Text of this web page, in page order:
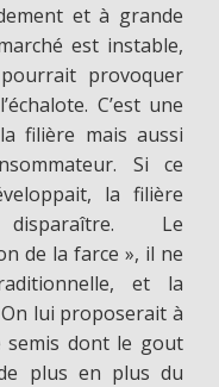
et à grande
est instable,
provoquer
C’est une
filière mais aussi
Si ce
la filière
Le
de la farce », il ne
et la
lui proposerait à
semis dont le gout
plus en plus du